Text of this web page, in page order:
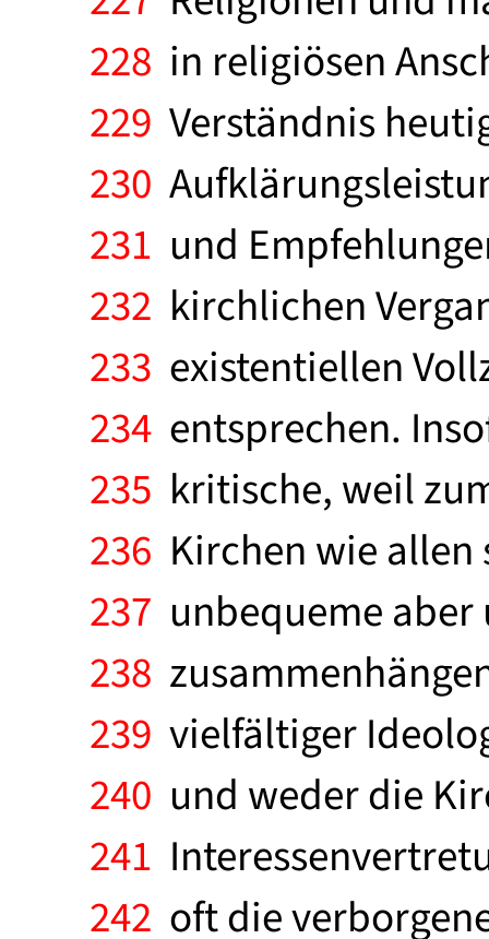
228 in religiösen
229 Verständnis
230
231 und
232 kirchlichen
233 existentiellen
234 entsprechen.
235 kritische, weil
236 Kirchen wie
237 unbequeme
238
239 vielfältiger
240 und weder die
241
242 oft die